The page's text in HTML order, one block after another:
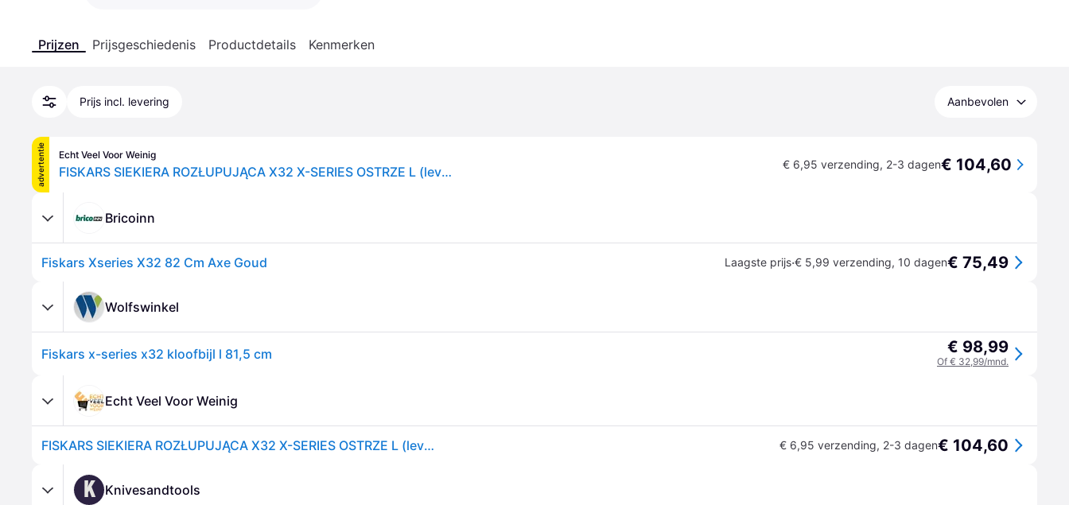
Prijzen Prijsgeschiedenis Productdetails Kenmerken
Prijs incl. levering Aanbevolen
advertentie Echt Veel Voor Weinig
FISKARS SIEKIERA ROZŁUPUJĄCA X32 X-SERIES OSTRZE L (levertijd 8 werkdagen) € 6,95 verzending, 2-3 dagen€ 104,60
Bricoinn
Fiskars Xseries X32 82 Cm Axe Goud Laagste prijs·€ 5,99 verzending, 10 dagen€ 75,49
Wolfswinkel
Fiskars x-series x32 kloofbijl l 81,5 cm € 98,99
Of € 32,99/mnd.
Echt Veel Voor Weinig
FISKARS SIEKIERA ROZŁUPUJĄCA X32 X-SERIES OSTRZE L (levertijd 8 werkdagen) € 6,95 verzending, 2-3 dagen€ 104,60
K Knivesandtools